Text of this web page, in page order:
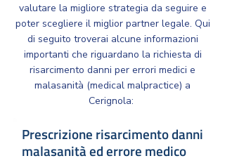
valutare la migliore strategia da seguire e
poter scegliere il miglior partner legale. Qui
di seguito troverai alcune informazioni
importanti che riguardano la richiesta di
risarcimento danni per errori medici e
malasanità (medical malpractice) a
Cerignola: ​​
Prescrizione risarcimento danni
malasanità ed errore medico